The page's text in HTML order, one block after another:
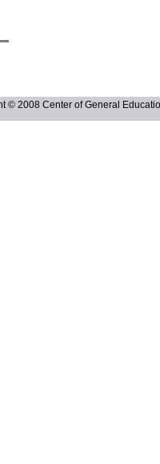
© 2008 Center of General